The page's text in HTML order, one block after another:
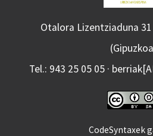
Otalora Lizentziaduna 31
Tel.: 943 25 05 05 ·
CodeSyntaxek